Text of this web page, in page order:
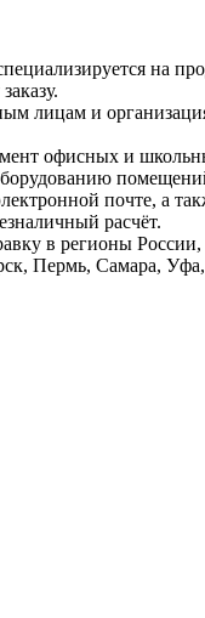
на
лицам и
офисных и
почте, а
расчёт.
в регионы
Пермь, Самара,